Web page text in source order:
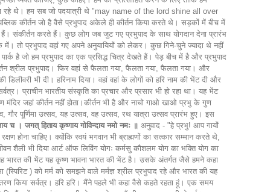
रहे थे। हम सब जो पदयात्री थे "may name of the lord shine all over
कीर्तन जो है वैसे प्रभुपाद अकेले ही कीर्तन किया करते थे। सड़कों में बीच में
संकीर्तन करते हैं। कुछ लोग जब जुट गए प्रभुपाद के साथ योगदान देना प्रारंभ
में। तो प्रभुपाद वहां गए अपने अनुयायियों को लेकर। कुछ गिने-चुने ज्यादा थे नहीं
है जो हम प्रभुपाद का एक प्रसिद्ध चित्र देखते हैं। पेड़ बीच में है और प्रभुपाद
श्रील प्रभुपाद। फिर वहां से फैलता गया, फैलता गया, फैलता गया। और
भी दी। हरिनाम दिया। वहां वहां के लोगों को हरि नाम की भेंट दी और
प्राचीन भारतीय संस्कृति का प्रचार और प्रसार भी हो रहा था। यह भेंट
जहां कीर्तन नहीं होता।कीर्तन भी है और नाचो गाओ खाओ प्रभु के गुण
गौर पूर्णिमा उत्सव, यह उत्सव, वह उत्सव, रथ यात्रा उत्सव प्रारंभ हुए। इस
च । जगत् हिताय कृष्णाय गोविन्दाय नमो नमः ॥ अनुवाद - "हे प्रभु! आप गायों
होना चाहिए। क्योंकि स्वयं भगवान भी ब्राह्मणों का सत्कार सम्मान करते थे,
शैली भी दिया आर्ट ऑफ लिविंग योगः कर्मसु कौशलम योग का भक्ति योग का
यह भारत की भेंट यह कृष्ण भावना भारत की भेंट है। उसके अंतर्गत जैसे हमने कहा
) को मर्म को समझने वाले मर्मज्ञ श्रील प्रभुपाद रहे और भारत की यह
किया सर्वत्र। हरि हरि। मैंने पहले भी कहा वैसे कहते रहता हूं। एक समय